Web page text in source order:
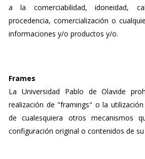
a la comerciabilidad, idoneidad,
procedencia, comercialización o
informaciones y/o productos y/o.
Frames
La Universidad Pablo de Olavide
realización de "framings" o la
de cualesquiera otros mecanismos
configuración original o contenidos de